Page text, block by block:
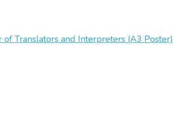
Translators and Interpreters (A3 Poster)